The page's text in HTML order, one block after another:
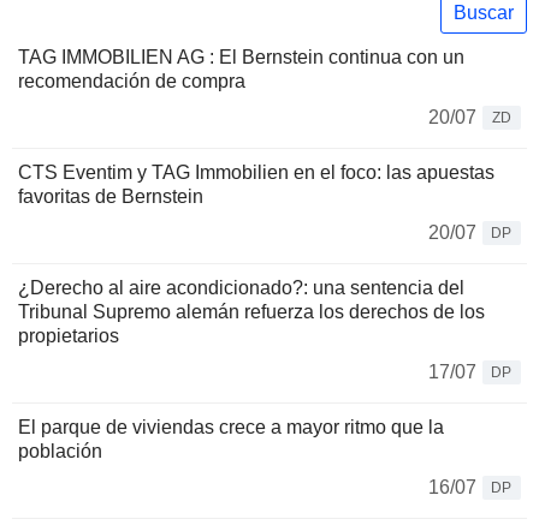
Buscar
TAG IMMOBILIEN AG : El Bernstein continua con un
recomendación de compra
20/07
ZD
CTS Eventim y TAG Immobilien en el foco: las apuestas
favoritas de Bernstein
20/07
DP
¿Derecho al aire acondicionado?: una sentencia del
Tribunal Supremo alemán refuerza los derechos de los
propietarios
17/07
DP
El parque de viviendas crece a mayor ritmo que la
población
16/07
DP